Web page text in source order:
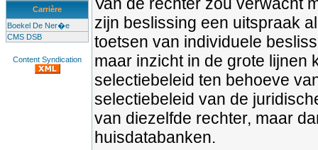
Carrière
Boekel De Ner�e
CMS DSB
Content Syndication
zijn beslissing een uitspraak
toetsen van individuele
maar inzicht in de grote lijnen
selectiebeleid ten behoeve
selectiebeleid van de
van diezelfde rechter, maar
huisdatabanken.